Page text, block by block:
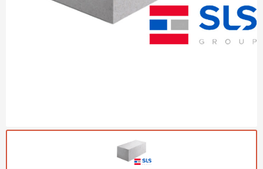
Газобетон Могилевский КСИ
Газобетон ВКБлок